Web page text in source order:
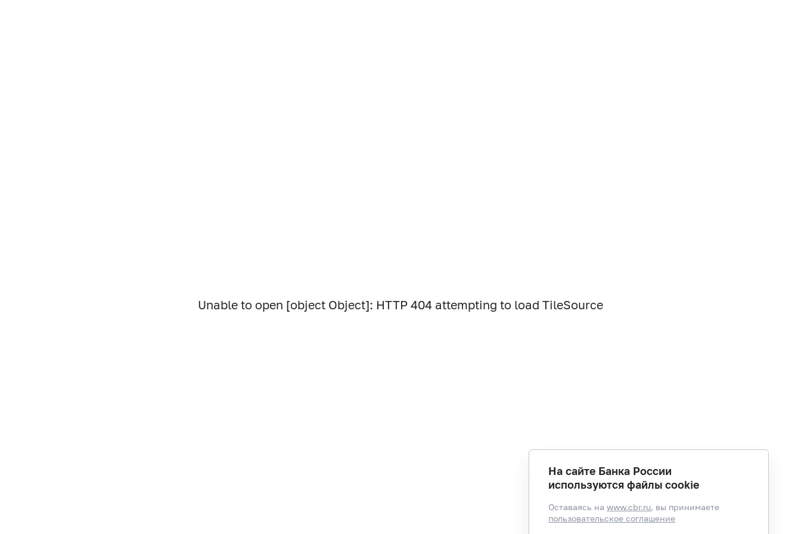
Unable to open [object Object]: HTTP 404 attempting to load TileSource
На сайте Банка России
используются файлы cookie
Оставаясь наwww.cbr.ru, вы принимаете
пользовательское соглашение